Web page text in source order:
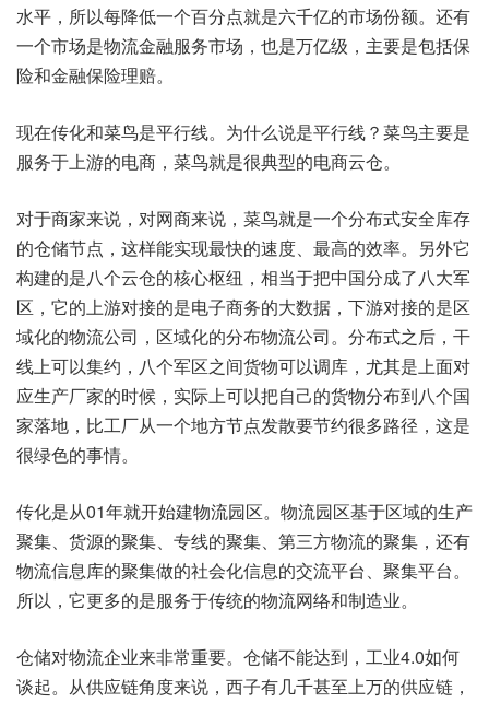
水平，所以每降低一个百分点就是六千亿的市场份额。还有
一个市场是物流金融服务市场，也是万亿级，主要是包括保
险和金融保险理赔。
现在传化和菜鸟是平行线。为什么说是平行线？菜鸟主要是
服务于上游的电商，菜鸟就是很典型的电商云仓。
对于商家来说，对网商来说，菜鸟就是一个分布式安全库存
的仓储节点，这样能实现最快的速度、最高的效率。另外它
构建的是八个云仓的核心枢纽，相当于把中国分成了八大军
区，它的上游对接的是电子商务的大数据，下游对接的是区
域化的物流公司，区域化的分布物流公司。分布式之后，干
线上可以集约，八个军区之间货物可以调库，尤其是上面对
应生产厂家的时候，实际上可以把自己的货物分布到八个国
家落地，比工厂从一个地方节点发散要节约很多路径，这是
很绿色的事情。
传化是从01年就开始建物流园区。物流园区基于区域的生产
聚集、货源的聚集、专线的聚集、第三方物流的聚集，还有
物流信息库的聚集做的社会化信息的交流平台、聚集平台。
所以，它更多的是服务于传统的物流网络和制造业。
仓储对物流企业来非常重要。仓储不能达到，工业4.0如何
谈起。从供应链角度来说，西子有几千甚至上万的供应链，